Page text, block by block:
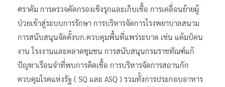
ศราคัม การตรวจคัดกรองเชิงรุกและเก็บเชื้อ การเคลื่อนย้ายผู้
ป่วยเข้าสู่ระบบการรักษา การบริหารจัดการโรงพยาบาลสนาม
การสนับสนุนจัดตั้งบก.ควบคุมพื้นที่แพร่ระบาด เช่น แค้มป์คน
งาน โรงงานและตลาดชุมชน การสนับสนุนกรมราชทัณฑ์แก้
ปัญหาเรือนจำที่พบการติดเชื้อ การบริหารจัดการสถานกัก
ควบคุมโรคแห่งรัฐ ( SQ และ ASQ ) รวมทั้งการประกอบอาหาร